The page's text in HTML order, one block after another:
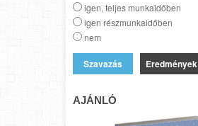
igen, teljes munkaidőben
igen részmunkaidőben
nem
Eredmények
AJÁNLÓ